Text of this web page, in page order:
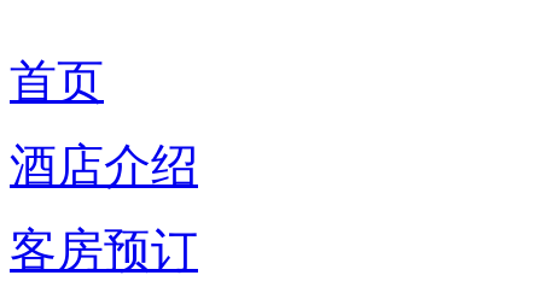
首页
酒店介绍
客房预订